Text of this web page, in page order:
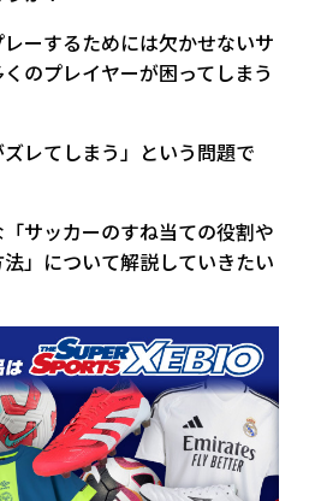
ーするためには欠かせないサ
のプレイヤーが困ってしまう
レてしまう」という問題で
サッカーのすね当ての役割や
」について解説していきたい